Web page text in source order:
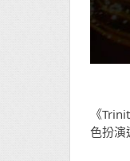
《
色扮演